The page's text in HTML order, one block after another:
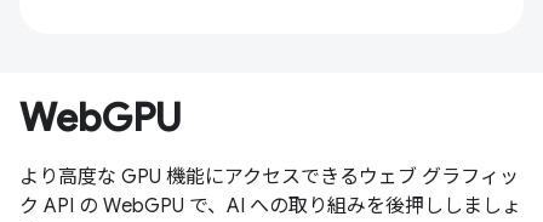
WebGPU
より高度な GPU 機能にアクセスできるウェブ グラフィッ
ク API の WebGPU で、AI への取り組みを後押ししましょ